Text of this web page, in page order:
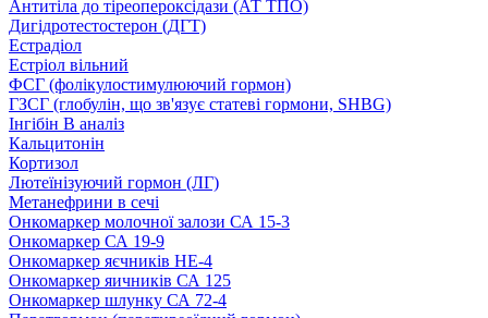
Антитіла до тіреопероксідази (АТ ТПО)
Дигідротестостерон (ДГТ)
Естрадіол
Естріол вільний
ФСГ (фолікулостимулюючий гормон)
ГЗСГ (глобулін, що зв'язує статеві гормони, SHBG)
Інгібін B аналіз
Кальцитонін
Кортизол
Лютеїнізуючий гормон (ЛГ)
Метанефрини в сечі
Онкомаркер молочної залози СА 15-3
Онкомаркер СА 19-9
Онкомаркер яєчників НЕ-4
Онкомаркер яичників СА 125
Онкомаркер шлунку СА 72-4